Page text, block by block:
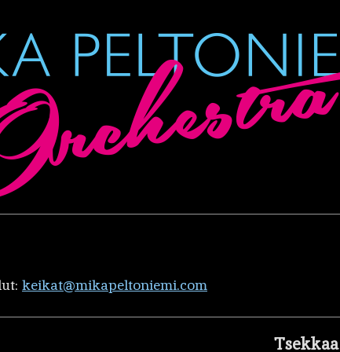
keikat@mikapeltoniemi.com